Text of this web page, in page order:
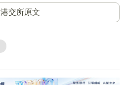
港交所原文